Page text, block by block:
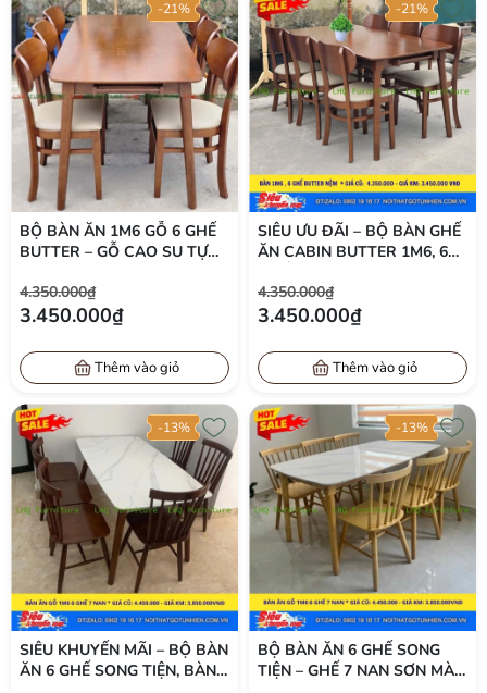
-21%
BỘ BÀN ĂN 1M6 GỖ 6 GHẾ
BUTTER – GỖ CAO SU TỰ
TẠI LHQ
4.350.000₫
3.450.000₫
Thêm vào giỏ
-21%
SIÊU ƯU ĐÃI – BỘ BÀN GHẾ
ĂN CABIN BUTTER 1M6, 6
4.350.000₫
3.450.000₫
Thêm vào giỏ
-13%
SIÊU KHUYẾN MÃI – BỘ BÀN
ĂN 6 GHẾ SONG TIỆN, BÀN
-13%
BỘ BÀN ĂN 6 GHẾ SONG
TIỆN – GHẾ 7 NAN SƠN MÀU